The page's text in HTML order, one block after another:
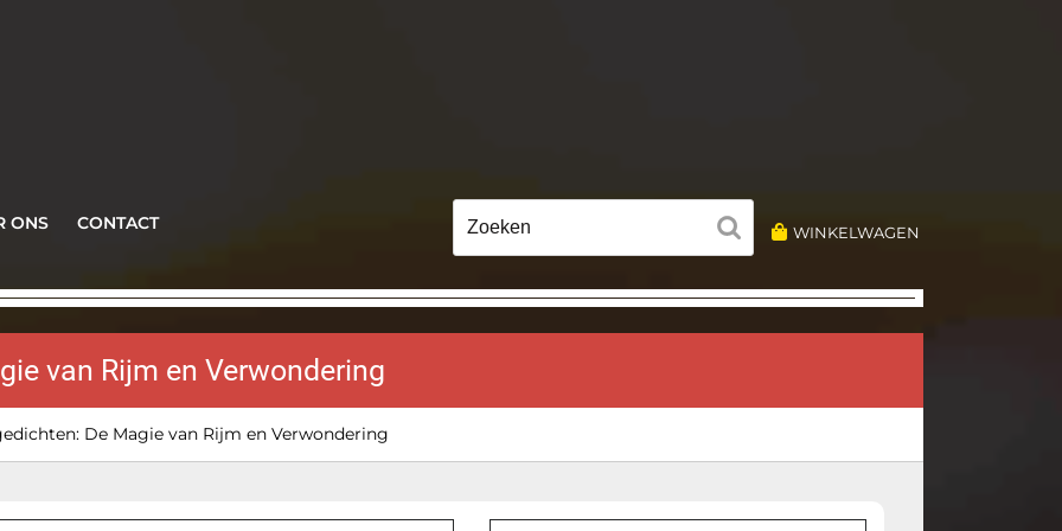
ONS CONTACT
naar:
WINKELWAGEN
van Rijm en Verwondering
De Magie van Rijm en Verwondering